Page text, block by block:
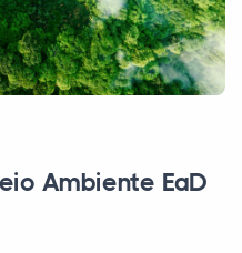
Ambiente EaD